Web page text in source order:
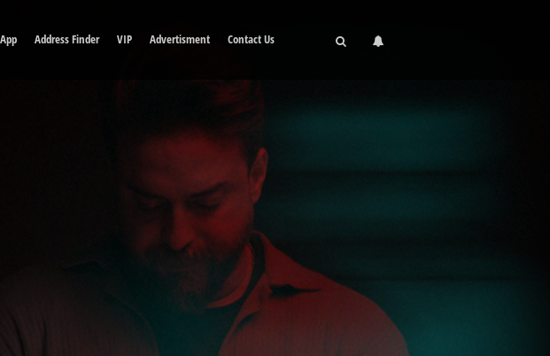
Address Finder VIP Advertisment Contact Us